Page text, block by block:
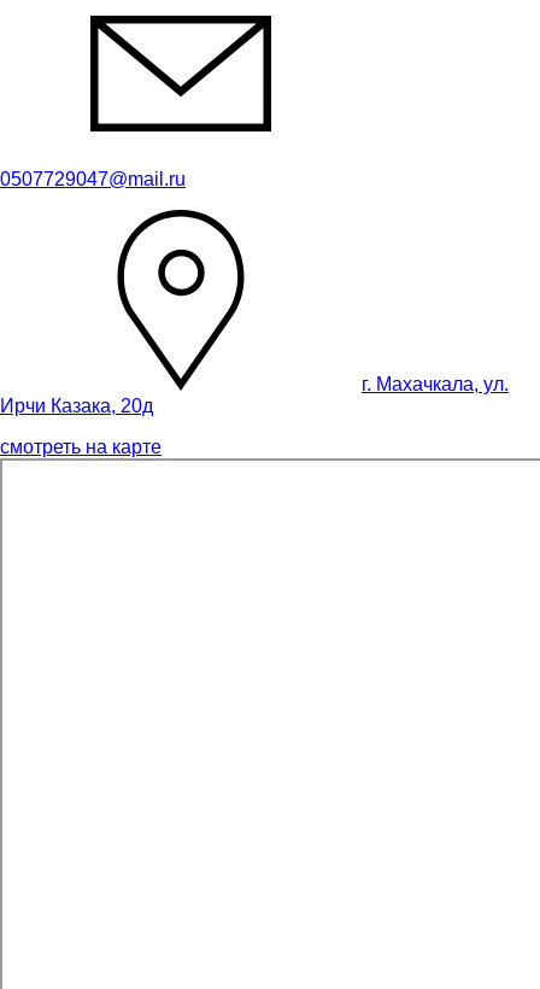
0507729047@mail.ru
г. Махачкала, ул.
Ирчи Казака, 20д
смотреть на карте